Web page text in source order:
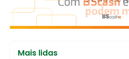
Mais lidas